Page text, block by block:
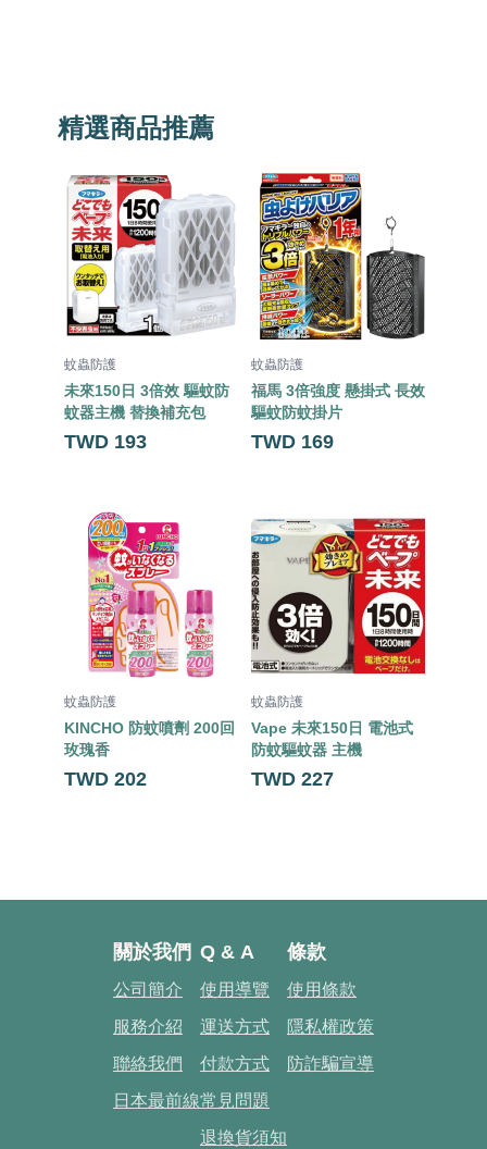
精選商品推薦
蚊蟲防護
未來150日 3倍效 驅蚊防
蚊器主機 替換補充包
TWD 193
蚊蟲防護
福馬 3倍強度 懸掛式 長效
驅蚊防蚊掛片
TWD 169
蚊蟲防護
KINCHO 防蚊噴劑 200回
玫瑰香
TWD 202
蚊蟲防護
Vape 未來150日 電池式
防蚊驅蚊器 主機
TWD 227
關於我們
公司簡介
服務介紹
聯絡我們
日本最前線
Q & A
使用導覽
運送方式
付款方式
常見問題
退換貨須知
條款
使用條款
隱私權政策
防詐騙宣導